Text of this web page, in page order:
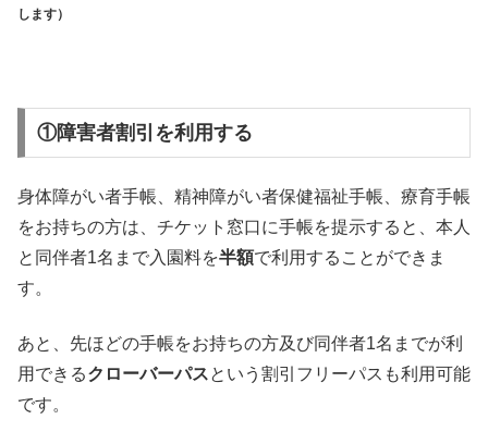
します）
①障害者割引を利用する
身体障がい者手帳、精神障がい者保健福祉手帳、療育手帳
をお持ちの方は、チケット窓口に手帳を提示すると、本人
と同伴者1名まで入園料を半額で利用することができま
す。
あと、先ほどの手帳をお持ちの方及び同伴者1名までが利
用できるクローバーパスという割引フリーパスも利用可能
です。